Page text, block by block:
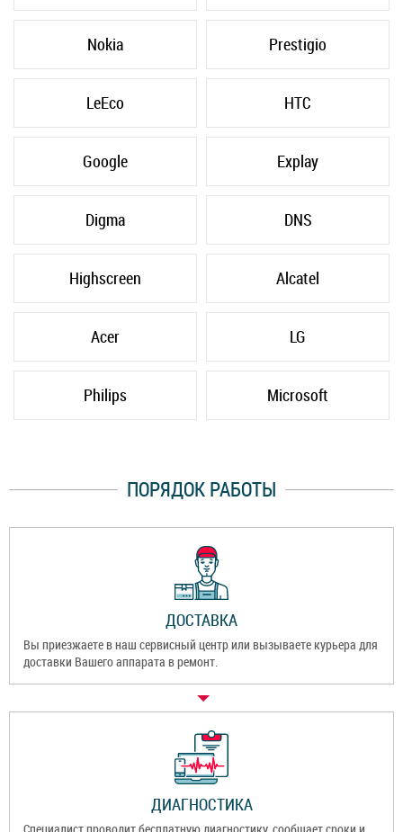
Nokia Prestigio
LeEco HTC
Google Explay
Digma DNS
Highscreen Alcatel
Acer LG
Philips Microsoft
ПОРЯДОК РАБОТЫ
ДОСТАВКА
Вы приезжаете в наш сервисный центр или вызываете курьера для
доставки Вашего аппарата в ремонт.
ДИАГНОСТИКА